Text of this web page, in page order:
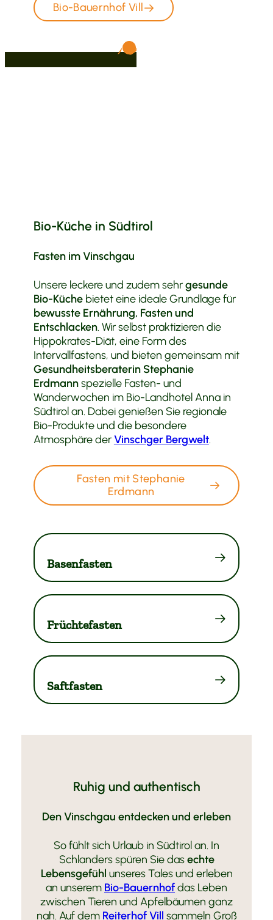
Bio-Bauernhof Vill
Bio-Küche in Südtirol
Fasten im Vinschgau
Unsere leckere und zudem sehrgesunde
Bio-Küchebietet eine ideale Grundlage für
bewusste Ernährung, Fasten und
Entschlacken. Wir selbst praktizieren die
Hippokrates-Diät, eine Form des
Intervallfastens, und bieten gemeinsam mit
Gesundheitsberaterin Stephanie
Erdmannspezielle Fasten- und
Wanderwochen im Bio-Landhotel Anna in
Südtirol an. Dabei genießen Sie regionale
Bio-Produkte und die besondere
Atmosphäre derVinschger Bergwelt.
Fasten mit Stephanie
Erdmann
Basenfasten
Früchtefasten
Saftfasten
Ruhig und authentisch
Den Vinschgau entdecken und erleben
So fühlt sich Urlaub in Südtirol an. In
Schlanders spüren Sie dasechte
Lebensgefühl unseres Tales und erleben
an unserem Bio-Bauernhofdas Leben
zwischen Tieren und Apfelbäumen ganz
nah. Auf dem Reiterhof Vill sammeln Groß